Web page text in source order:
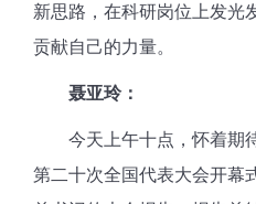
新思路，在科研岗位上发光
贡献自己的力量。
聂亚玲：
今天上午十点，怀着期
第二十次全国代表大会开幕